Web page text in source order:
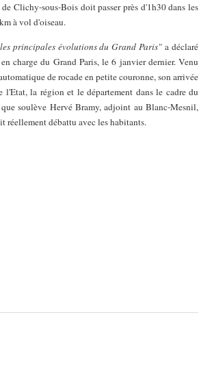
Clichy-sous-Bois doit passer près d'1h30 dans les
à vol d'oiseau.
principales évolutions du Grand Paris" a déclaré
charge du Grand Paris, le 6 janvier dernier. Venu
de rocade en petite couronne, son arrivée
l'Etat, la région et le département dans le cadre du
soulève Hervé Bramy, adjoint au Blanc-Mesnil,
réellement débattu avec les habitants.